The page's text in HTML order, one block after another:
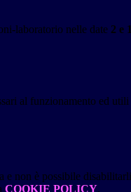
laboratorio nelle date 2 e
al funzionamento ed
e non è possibile
COOKIE POLICY.